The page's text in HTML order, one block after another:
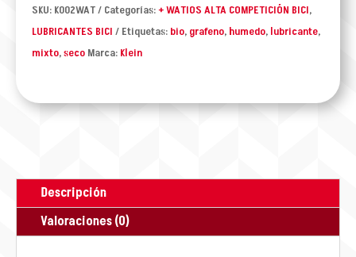
350Grs.
(3
SKU: K002WAT Categorías:+ WATIOS ALTA COMPETICIÓN BICI,
LUBRICANTES BICI
Etiquetas: bio, grafeno, humedo, lubricante,
mixto,seco Marca: Klein
Descripción
Valoraciones (0)